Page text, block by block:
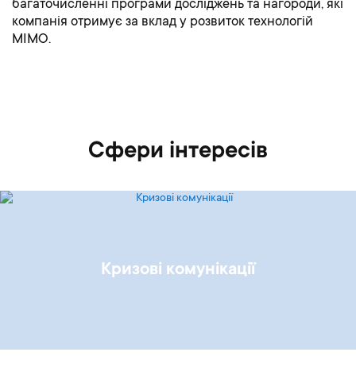
багаточисленні програми досліджень та нагороди, які
компанія отримує за вклад у розвиток технологій
MIMO.
Сфери інтересів
Кризові комунікації